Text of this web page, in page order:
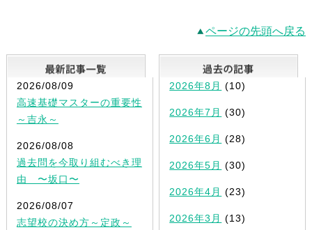
ページの先頭へ戻る
最新記事一覧
2026/08/09
高速基礎マスターの重要性
～吉永～
2026/08/08
過去問を今取り組むべき理
由 〜坂口〜
2026/08/07
志望校の決め方～定政～
2026年8月 (10)
2026年7月 (30)
2026年6月 (28)
2026年5月 (30)
2026年4月 (23)
2026年3月 (13)